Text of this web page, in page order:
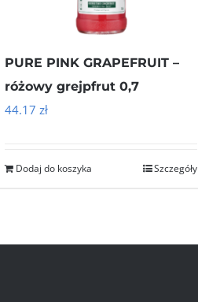
PURE PINK GRAPEFRUIT –
różowy grejpfrut 0,7
44.17 zł
Dodaj do koszyka Szczegóły